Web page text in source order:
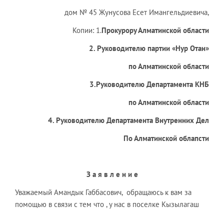
дом № 45 Жунусова Есет Имангельдиевича,
Копии: 1.Прокурору Алматинской области
2. Руководителю партии «Нур Отан»
по Алматинской области
3.Руководителю Департамента КНБ
по Алматинской области
4. Руководителю Департамента Внутренних Дел
По Алматинской облапсти
З а я в л е н и е
Уважаемый Амандык Габбасович, обращаюсь к вам за
помощью в связи с тем что , у нас в поселке Кызылагаш